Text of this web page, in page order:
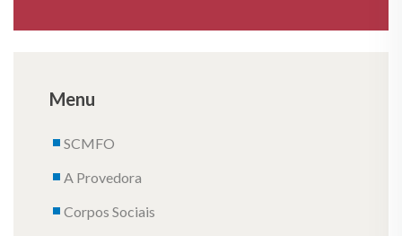
Menu
SCMFO
A Provedora
Corpos Sociais